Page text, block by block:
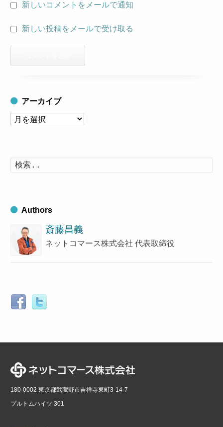
新しいコメントをメールで通知
新しい投稿をメールで受け取る
アーカイブ
ア
イ
ブ
索
Authors
斎藤昌義
ネットコマース株式会社 代表取締役
180-0002 東京都武蔵野市吉祥寺東町3-14-7
プルトムハイツ 301